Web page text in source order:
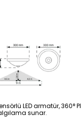
LED armatür, 360°
sunar.